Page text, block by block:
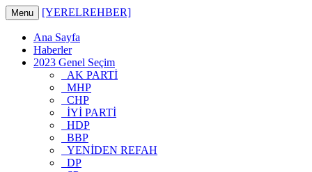
Menu [YERELREHBER]
Ana Sayfa
Haberler
2023 Genel Seçim
AK PARTİ
MHP
CHP
İYİ PARTİ
HDP
BBP
YENİDEN REFAH
DP